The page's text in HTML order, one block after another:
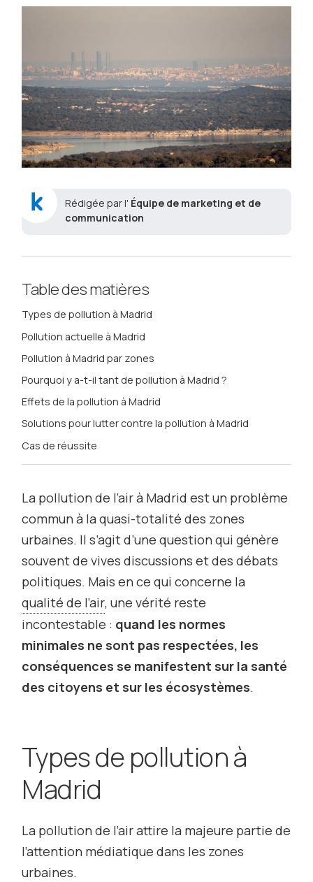
Rédigée par l' Équipe de marketing et de
communication
Table des matières
Types de pollution à Madrid
Pollution actuelle à Madrid
Pollution à Madrid par zones
Pourquoi y a-t-il tant de pollution à Madrid ?
Effets de la pollution à Madrid
Solutions pour lutter contre la pollution à Madrid
Cas de réussite
La pollution de l’air à Madrid est un problème
commun à la quasi-totalité des zones
urbaines. Il s’agit d’une question qui génère
souvent de vives discussions et des débats
politiques. Mais en ce qui concerne la
qualité de l’air, une vérité reste
incontestable : quand les normes
minimales ne sont pas respectées, les
conséquences se manifestent sur la santé
des citoyens et sur les écosystèmes.
Types de pollution à
Madrid
La pollution de l’air attire la majeure partie de
l’attention médiatique dans les zones
urbaines.